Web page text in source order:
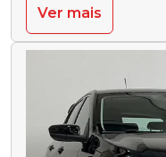
Ver mais